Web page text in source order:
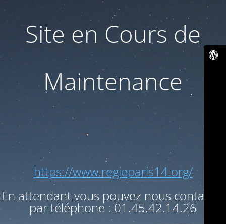
Site en Cours de
Maintenance
https://www.regieparis14.org/
En attendant vous pouvez nous contacter
par téléphone : 01.45.42.14.26